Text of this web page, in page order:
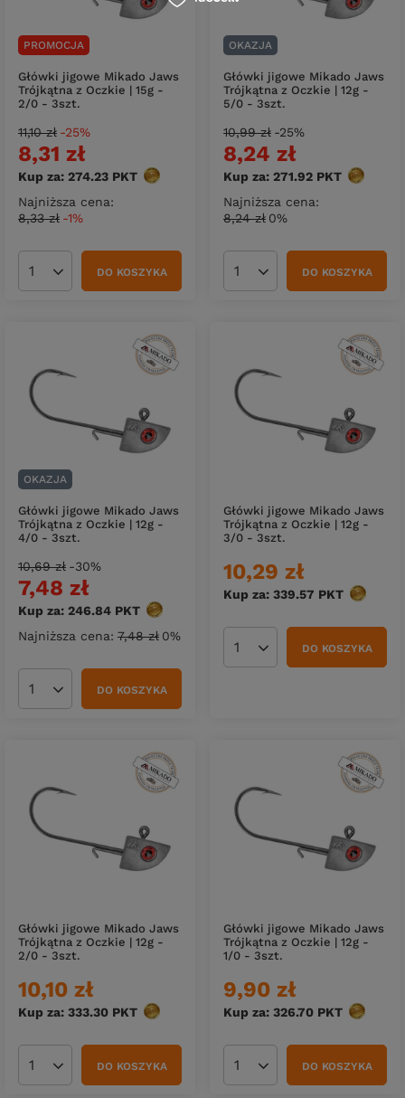
PROMOCJA
Główki jigowe Mikado Jaws
Trójkątna z Oczkie | 15g -
2/0 - 3szt.
8,31 zł
Kup za: 274.23 PKT punktów
Najniższa cena:
8,33 zł -1%
11,10 zł -25%
Ilość produktówDO KOSZYKA
OKAZJA
Główki jigowe Mikado Jaws
Trójkątna z Oczkie | 12g -
5/0 - 3szt.
8,24 zł
Kup za: 271.92 PKT punktów
Najniższa cena:
8,24 zł 0%
10,99 zł -25%
Ilość produktówDO KOSZYKA
OKAZJA
Główki jigowe Mikado Jaws
Trójkątna z Oczkie | 12g -
4/0 - 3szt.
7,48 zł
Kup za: 246.84 PKT punktów
Najniższa cena: 7,48 zł 0%
10,69 zł -30%
Ilość produktówDO KOSZYKA
Główki jigowe Mikado Jaws
Trójkątna z Oczkie | 12g -
3/0 - 3szt.
10,29 zł
Kup za: 339.57 PKT punktów
Ilość produktówDO KOSZYKA
Główki jigowe Mikado Jaws
Trójkątna z Oczkie | 12g -
2/0 - 3szt.
10,10 zł
Kup za: 333.30 PKT punktów
Ilość produktówDO KOSZYKA
Główki jigowe Mikado Jaws
Trójkątna z Oczkie | 12g -
1/0 - 3szt.
9,90 zł
Kup za: 326.70 PKT punktów
Ilość produktówDO KOSZYKA